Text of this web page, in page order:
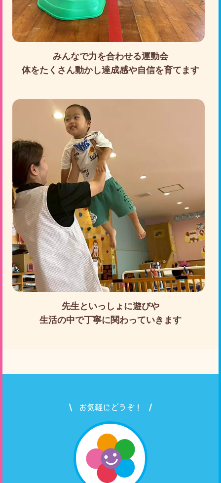
みんなで力を合わせる運動会
体をたくさん動かし達成感や自信を育てます
先生といっしょに遊びや
生活の中で丁寧に関わっていきます
お気軽にどうぞ！